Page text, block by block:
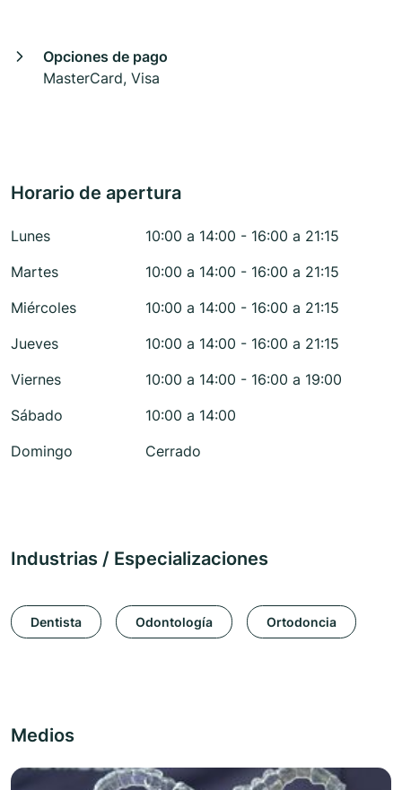
Opciones de pago
MasterCard, Visa
Horario de apertura
Lunes
10:00 a 14:00 - 16:00 a 21:15
Martes
10:00 a 14:00 - 16:00 a 21:15
Miércoles
10:00 a 14:00 - 16:00 a 21:15
Jueves
10:00 a 14:00 - 16:00 a 21:15
Viernes
10:00 a 14:00 - 16:00 a 19:00
Sábado
10:00 a 14:00
Domingo
Cerrado
Industrias / Especializaciones
Dentista Odontología Ortodoncia
Medios